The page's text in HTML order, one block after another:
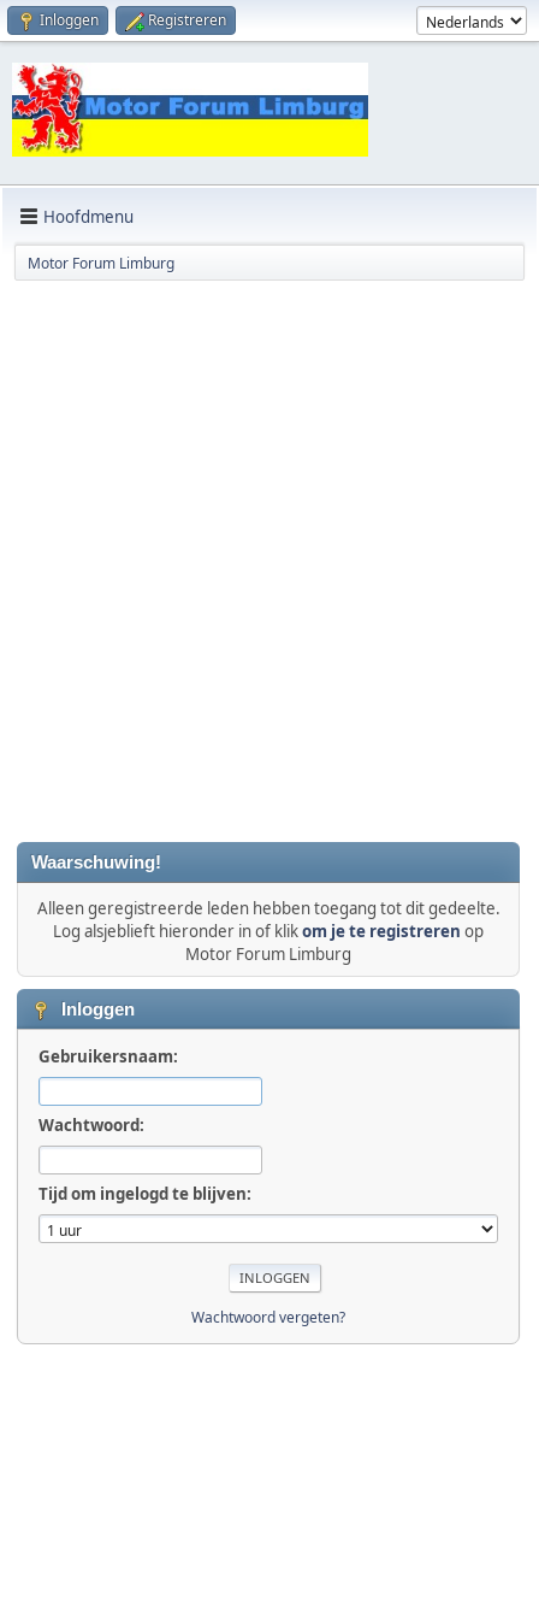
Inloggen Registreren
Hoofdmenu
Motor Forum Limburg
Waarschuwing!
Alleen geregistreerde leden hebben toegang tot dit gedeelte.
Log alsjeblieft hieronder in of klikom je te registreren op
Motor Forum Limburg
Inloggen
Gebruikersnaam:
Wachtwoord:
Tijd om ingelogd te blijven:
Wachtwoord vergeten?